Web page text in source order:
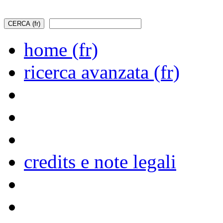
home (fr)
ricerca avanzata (fr)
credits e note legali